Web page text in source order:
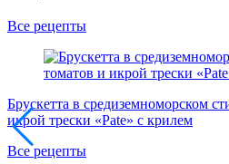
Все рецепты
Брускетта в средиземноморском
икрой трески «Pate» с крилем
Все рецепты